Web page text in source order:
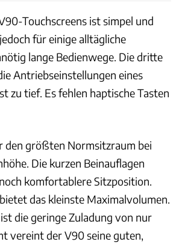
Touchscreens ist simpel und
für einige alltägliche
lange Bedienwege. Die dritte
Antriebseinstellungen eines
zu tief. Es fehlen haptische Tasten
den größten Normsitzraum bei
Die kurzen Beinauflagen
komfortablere Sitzposition.
das kleinste Maximalvolumen.
die geringe Zuladung von nur
vereint der V90 seine guten,